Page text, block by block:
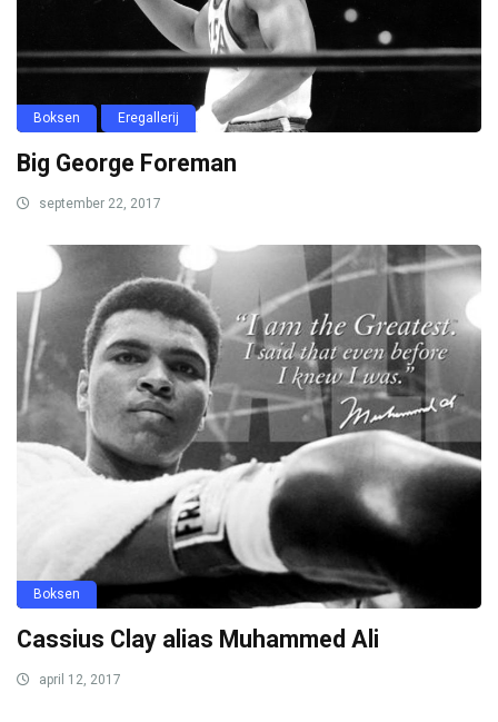
Boksen Eregallerij
Big George Foreman
september 22, 2017
Boksen
Cassius Clay alias Muhammed Ali
april 12, 2017